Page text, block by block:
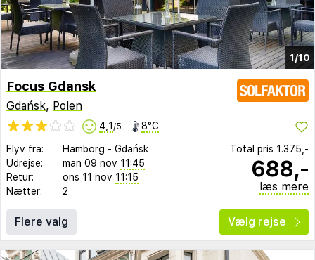
1/10
Focus Gdansk
Gdańsk, Polen
4,1 /5 8°C
Flyv fra: Hamborg - Gdańsk
Udrejse:
man 09 nov 11:45
Retur:
ons 11 nov 11:15
Nætter:
2
Total pris 1.375,-
688,-
læs mere
Flere valg Vælg rejse